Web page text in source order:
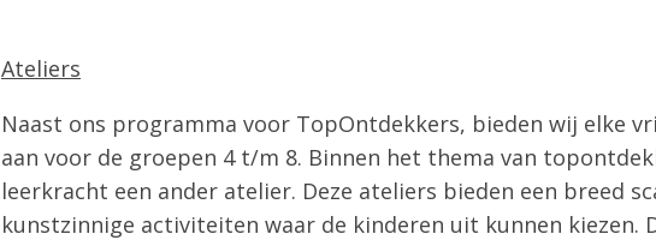
Ateliers
Naast ons programma voor TopOntdekkers, bieden wij elke
aan voor de groepen 4 t/m 8. Binnen het thema van
leerkracht een ander atelier. Deze ateliers bieden een breed
kunstzinnige activiteiten waar de kinderen uit kunnen kiezen.